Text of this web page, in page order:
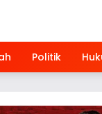
Politik
Resmi
HKTI,
Modern